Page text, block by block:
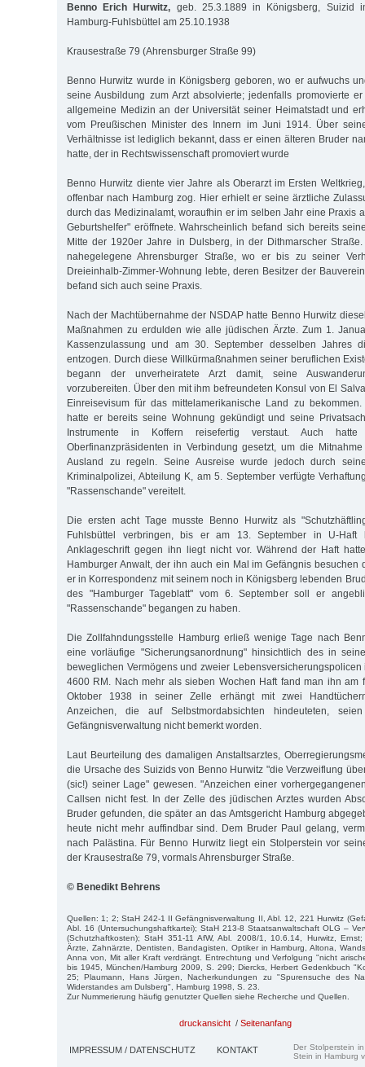
Benno Erich Hurwitz, geb. 25.3.1889 in Königsberg, Suizid
Hamburg-Fuhlsbüttel am 25.10.1938
Krausestraße 79 (Ahrensburger Straße 99)
Benno Hurwitz wurde in Königsberg geboren, wo er aufwuchs
seine Ausbildung zum Arzt absolvierte; jedenfalls promovierte
allgemeine Medizin an der Universität seiner Heimatstadt und
vom Preußischen Minister des Innern im Juni 1914. Über
Verhältnisse ist lediglich bekannt, dass er einen älteren Bruder
hatte, der in Rechtswissenschaft promoviert wurde
Benno Hurwitz diente vier Jahre als Oberarzt im Ersten
offenbar nach Hamburg zog. Hier erhielt er seine ärztliche
durch das Medizinalamt, woraufhin er im selben Jahr eine Praxis
Geburtshelfer" eröffnete. Wahrscheinlich befand sich bereits
Mitte der 1920er Jahre in Dulsberg, in der Dithmarscher
nahegelegene Ahrensburger Straße, wo er bis zu seiner
Dreieinhalb-Zimmer-Wohnung lebte, deren Besitzer der
befand sich auch seine Praxis.
Nach der Machtübernahme der NSDAP hatte Benno Hurwitz
Maßnahmen zu erdulden wie alle jüdischen Ärzte. Zum 1.
Kassenzulassung und am 30. September desselben Jahres
entzogen. Durch diese Willkürmaßnahmen seiner beruflichen
begann der unverheiratete Arzt damit, seine
vorzubereiten. Über den mit ihm befreundeten Konsul von El
Einreisevisum für das mittelamerikanische Land zu
hatte er bereits seine Wohnung gekündigt und seine
Instrumente in Koffern reisefertig verstaut. Auch
Oberfinanzpräsidenten in Verbindung gesetzt, um die
Ausland zu regeln. Seine Ausreise wurde jedoch durch
Kriminalpolizei, Abteilung K, am 5. September verfügte
"Rassenschande" vereitelt.
Die ersten acht Tage musste Benno Hurwitz als
Fuhlsbüttel verbringen, bis er am 13. September in U-Haft
Anklageschrift gegen ihn liegt nicht vor. Während der Haft
Hamburger Anwalt, der ihn auch ein Mal im Gefängnis besuchen
er in Korrespondenz mit seinem noch in Königsberg lebenden
des "Hamburger Tageblatt" vom 6. September soll er
"Rassenschande" begangen zu haben.
Die Zollfahndungsstelle Hamburg erließ wenige Tage nach
eine vorläufige "Sicherungsanordnung" hinsichtlich des in
beweglichen Vermögens und zweier Lebensversicherungspolicen
4600 RM. Nach mehr als sieben Wochen Haft fand man ihn am
Oktober 1938 in seiner Zelle erhängt mit zwei
Anzeichen, die auf Selbstmordabsichten hindeuteten,
Gefängnisverwaltung nicht bemerkt worden.
Laut Beurteilung des damaligen Anstaltsarztes,
die Ursache des Suizids von Benno Hurwitz "die Verzweiflung
(sic!) seiner Lage" gewesen. "Anzeichen einer
Callsen nicht fest. In der Zelle des jüdischen Arztes wurden
Bruder gefunden, die später an das Amtsgericht Hamburg
heute nicht mehr auffindbar sind. Dem Bruder Paul gelang,
nach Palästina. Für Benno Hurwitz liegt ein Stolperstein vor
der Krausestraße 79, vormals Ahrensburger Straße.
© Benedikt Behrens
Quellen: 1; 2; StaH 242-1 II Gefängnisverwaltung II, Abl. 12, 221 Hurwitz
Abl. 16 (Untersuchungshaftkartei); StaH 213-8 Staatsanwaltschaft OLG –
(Schutzhaftkosten); StaH 351-11 AfW, Abl. 2008/1, 10.6.14, Hurwitz,
Ärzte, Zahnärzte, Dentisten, Bandagisten, Optiker in Hamburg, Altona,
Anna von, Mit aller Kraft verdrängt. Entrechtung und Verfolgung "nicht
bis 1945, München/Hamburg 2009, S. 299; Diercks, Herbert Gedenkbuch
25; Plaumann, Hans Jürgen, Nacherkundungen zu "Spurensuche des
Widerstandes am Dulsberg", Hamburg 1998, S. 23.
Zur Nummerierung häufig genutzter Quellen siehe Recherche und Quellen.
druckansicht / Seitenanfang
IMPRESSUM / DATENSCHUTZ KONTAKT
Der Stolperstein
Stein in Hamburg